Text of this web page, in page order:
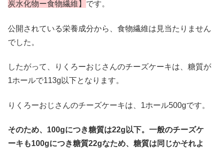
炭水化物ー食物繊維】 です。
公開されている栄養成分から、食物繊維は見当たりません
でした。
したがって、りくろーおじさんのチーズケーキは、糖質が
1ホールで113g以下となります。
りくろーおじさんのチーズケーキは、1ホール500gです。
そのため、100gにつき糖質は22g以下。一般のチーズケ
ーキも100gにつき糖質22gなため、糖質は同じかそれよ